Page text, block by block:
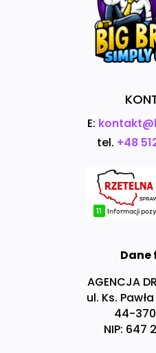
E:
tel. +48
Dane
AGENCJA
ul. Ks.
44-
NIP: 647